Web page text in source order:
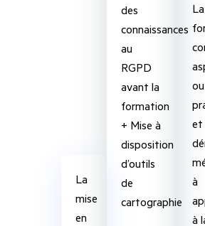
La
mise
en
des
connaissances
au
RGPD
avant la
formation
+ Mise à
disposition
d’outils
de
cartographie
La
et
à
à